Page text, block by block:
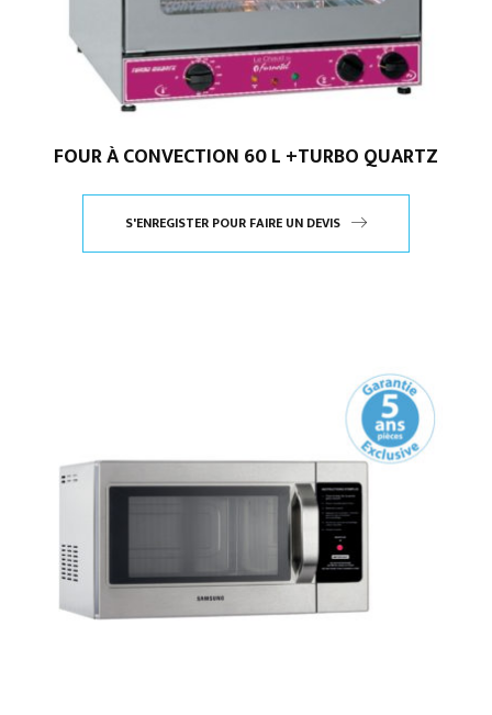
FOUR À CONVECTION 60 L +TURBO QUARTZ
S'ENREGISTER POUR FAIRE UN DEVIS